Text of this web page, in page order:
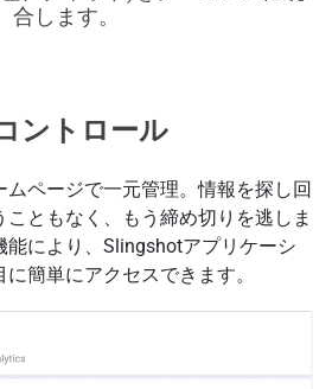
合します。
ントロール
ページで一元管理。情報を探し回
ともなく、もう締め切りを逃しま
能により、Slingshotアプリケーシ
簡単にアクセスできます。